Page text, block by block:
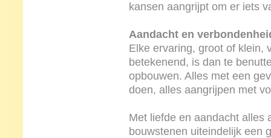
kansen aangrijpt om er iets
Aandacht en
Elke ervaring, groot of klein,
betekenend, is dan te
opbouwen. Alles met een
doen, alles aangrijpen met
Met liefde en aandacht alles
bouwstenen uiteindelijk een